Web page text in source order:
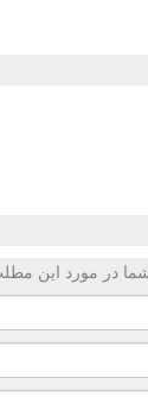
در مورد این